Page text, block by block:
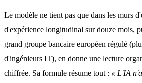
Le modèle ne tient pas que dans les murs
d'expérience longitudinal sur douze mois,
grand groupe bancaire européen régulé
d'ingénieurs IT), en donne une lecture
chiffrée. Sa formule résume tout : « L'IA